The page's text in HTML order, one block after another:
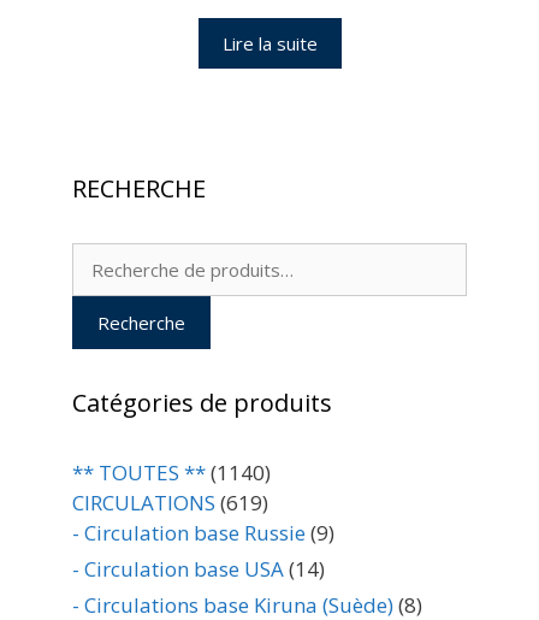
Lire la suite
RECHERCHE
Recherche
Recherche
Catégories de produits
** TOUTES **(1140)
CIRCULATIONS (619)
- Circulation base Russie(9)
- Circulation base USA(14)
- Circulations base Kiruna (Suède)(8)